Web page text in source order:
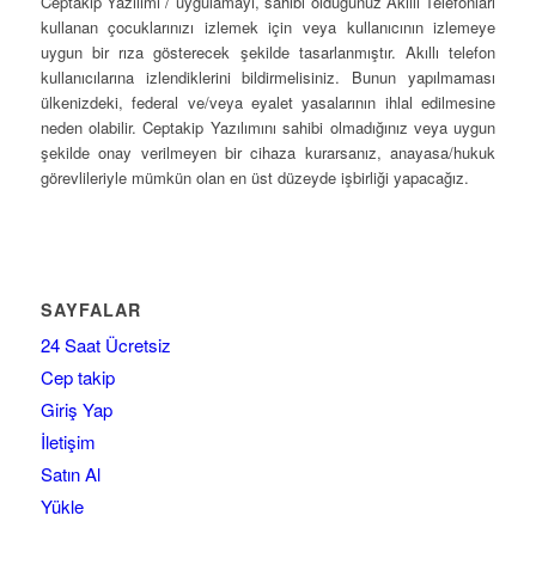
kullanan çocuklarınızı izlemek için veya kullanıcının izlemeye
uygun bir rıza gösterecek şekilde tasarlanmıştır. Akıllı telefon
kullanıcılarına izlendiklerini bildirmelisiniz. Bunun yapılmaması
ülkenizdeki, federal ve/veya eyalet yasalarının ihlal edilmesine
neden olabilir. Ceptakip Yazılımını sahibi olmadığınız veya uygun
şekilde onay verilmeyen bir cihaza kurarsanız, anayasa/hukuk
görevlileriyle mümkün olan en üst düzeyde işbirliği yapacağız.
SAYFALAR
24 Saat Ücretsiz
Cep takip
Giriş Yap
İletişim
Satın Al
Yükle